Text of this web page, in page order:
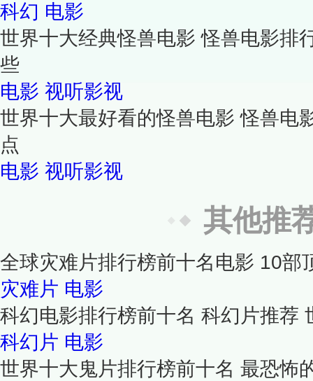
科幻 电影
世界十大经典怪兽电影 怪兽电影排
些
电影 视听影视
世界十大最好看的怪兽电影 怪兽电
点
电影 视听影视
其他推
全球灾难片排行榜前十名电影 10部
灾难片 电影
科幻电影排行榜前十名 科幻片推荐
科幻片 电影
世界十大鬼片排行榜前十名 最恐怖